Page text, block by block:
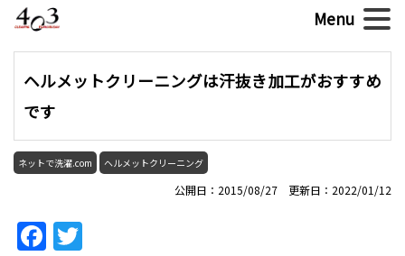
ヘルメットクリーニングは汗抜き加工がおすすめ
です
ネットで洗濯.com ヘルメットクリーニング
公開日：2015/08/27 更新日：2022/01/12
Facebook